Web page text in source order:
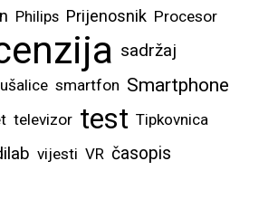
Philips Prijenosnik Procesor
sadržaj
smartfon Smartphone
televizor test Tipkovnica
vijesti VR časopis